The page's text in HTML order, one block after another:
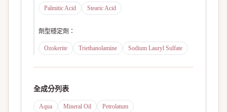
Palmitic Acid Stearic Acid
劑型穩定劑 ：
Ozokerite Triethanolamine Sodium Lauryl Sulfate
全成分列表
Aqua Mineral Oil
Petrolatum